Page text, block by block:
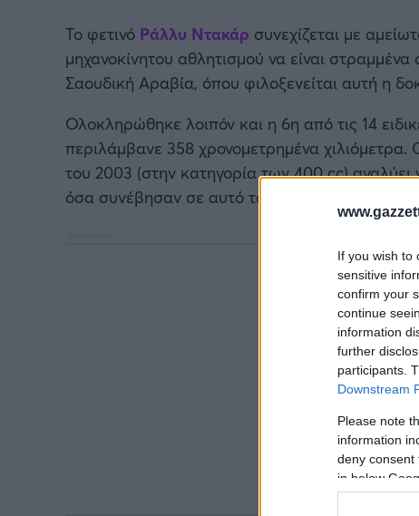
If you wish to
sensitive
confirm your
continue
information
further
participants.
Downstream
Please note
information
deny consent
in below
Το φετινό Ράλλυ Ντακάρ συνεχίζεται με
μηχανοκίνητου αθλητισμού να είναι
Σαουδική Αραβία, όπου φιλοξενείται αυτή η
Ολοκληρώθηκε λοιπόν και η 6η από τις 14
περιλάμβανε 358 χρονομετρημένα χιλιόμετρα.
του 2003 (στην κατηγορία των 400 cc) αναλύει
όσα συνέβησαν σε αυτό το σκέλος του αγώνα.